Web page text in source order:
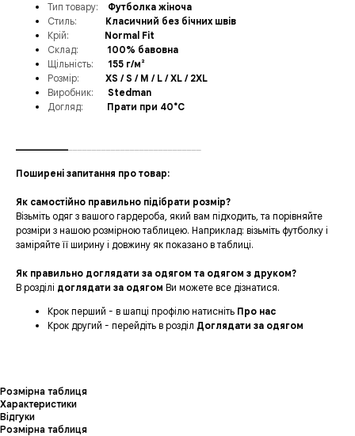
Тип товару:
Футболка жіноча
Стиль:
Класичний без бічних швів
Крій:
Normal Fit
Склад:
100% бавовна
Щільність:
155 г/м²
Розмір:
XS / S / M / L / XL / 2XL
Виробник:
Stedman
Догляд:
Прати при 40°C
Поширені запитання про товар:
Як самостійно правильно підібрати розмір?
Візьміть одяг з вашого гардероба, який вам підходить, та порівняйте
розміри з нашою розмірною таблицею. Наприклад: візьміть футболку і
заміряйте її ширину і довжину як показано в таблиці.
Як правильно доглядати за одягом та одягом з друком?
В розділі доглядати за одягом Ви можете все дізнатися.
Крок перший - в шапці профілю натисніть Про нас
Крок другий - перейдіть в розділ Доглядати за одягом
Розмірна таблиця
Характеристики
Відгуки
Розмірна таблиця